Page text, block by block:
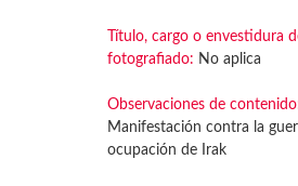
Título, cargo o envestidura
fotografiado: No aplica
Observaciones de
Manifestación contra la
ocupación de Irak